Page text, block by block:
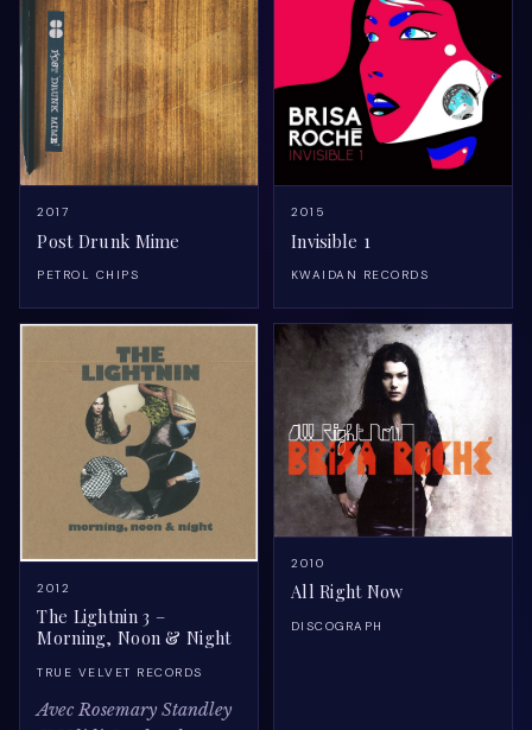
2017
Post Drunk Mime
PETROL CHIPS
2015
Invisible 1
KWAIDAN RECORDS
2012
The Lightnin 3 –
Morning, Noon & Night
TRUE VELVET RECORDS
Avec Rosemary Standley
2010
All Right Now
DISCOGRAPH